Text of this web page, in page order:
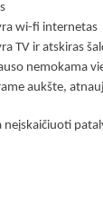
wi-fi internetas
TV ir atskiras
nemokama
aukšte,
neįskaičiuoti